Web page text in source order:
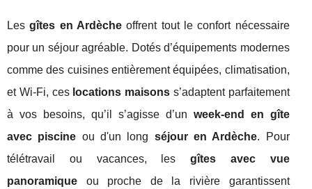
Lesgîtes en Ardècheoffrent tout le confort nécessaire
pour un séjour agréable. Dotés d’équipements modernes
comme des cuisines entièrement équipées, climatisation,
et Wi-Fi, ces locations maisons s’adaptent parfaitement
à vos besoins, qu’il s’agisse d’un week-end en gîte
avec piscine ou d'un long séjour en Ardèche. Pour
télétravail ou vacances, lesgîtes avec vue
panoramique ou proche de la rivière garantissent